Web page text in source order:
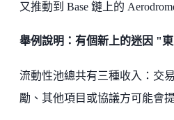
又推動到 Base 鏈上的
舉例說明：有個新上的迷因 "
流動性池總共有三種收入：交
勵、其他項目或協議方可能會